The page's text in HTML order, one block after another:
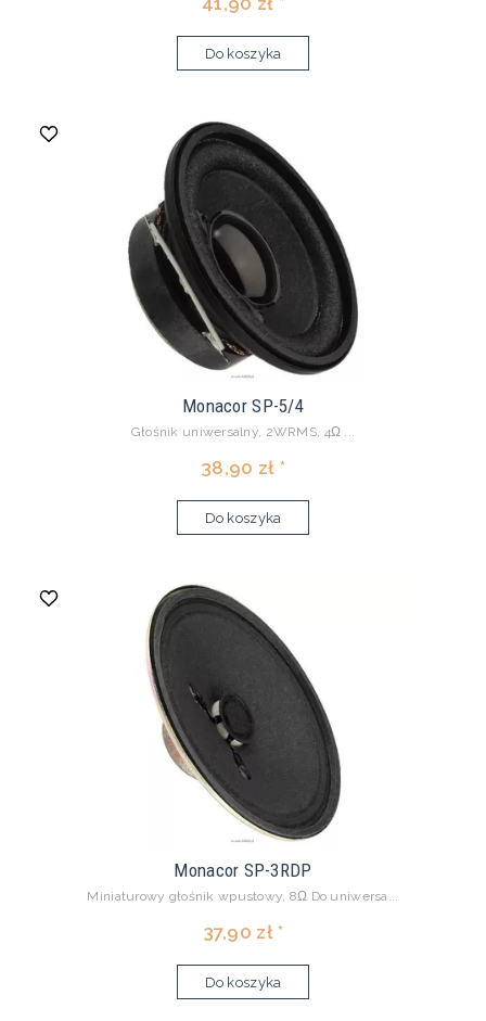
Do koszyka
Monacor SP-5/4
Głośnik uniwersalny, 2WRMS, 4Ω ...
38,90 zł *
Do koszyka
Monacor SP-3RDP
Miniaturowy głośnik wpustowy, 8Ω Do uniwersa...
37,90 zł *
Do koszyka